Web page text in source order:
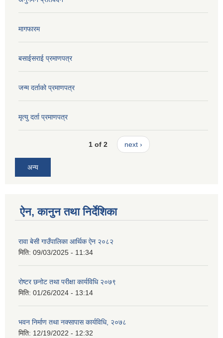
मागफारम
बसाईसराई प्रमाणपत्र
जन्म दर्ताको प्रमाणपत्र
मृत्यु दर्ता प्रमाणपत्र
1 of 2 next ›
अन्य
ऐन, कानुन तथा निर्देशिका
रावा बेसी गाउँपालिका आर्थिक ऐन २०८२
मिति: 09/03/2025 - 11:34
रोष्टर छनोट तथा परीक्षा कार्यविधि २०७९
मिति: 01/26/2024 - 13:14
भवन निर्माण तथा नक्सापास कार्यविधि, २०७८
मिति: 12/19/2022 - 12:32